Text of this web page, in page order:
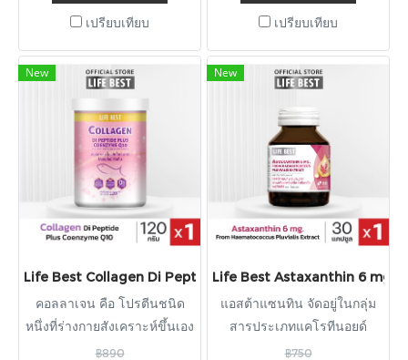
เปรียบเทียบ
ภูมิคุ้มกันทำงานเป็นปกติ
เปรียบเทียบ
New
Life Best Collagen Di Peptide Plus Q10 ไลฟ์เบสต์ คอลลาเจน
คอลลาเจน คือ โปรตีนชนิด
หนึ่งที่ร่างกายสังเคราะห์ขึ้นเอง
ตามธรรมชาติ ซึ่งเป็นส่วน
฿890
New
Life Best Astaxanthin 6 mg.
แอสต้าแซนทิน จัดอยู่ในกลุ่ม
สารประเภทแคโรทีนอยด์
(Carotenoid) ที่ร่างกายสร้าง
฿750